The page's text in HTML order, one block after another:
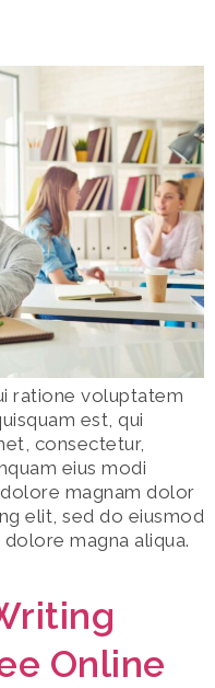
ratione voluptatem
est, qui
consectetur,
eius modi
magnam dolor
elit, sed do eiusmod
magna aliqua.
Online